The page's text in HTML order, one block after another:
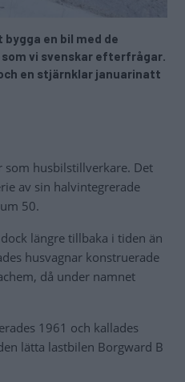
en bil med de
vi svenskar efterfrågar.
en stjärnklar januarinatt
husbilstillverkare. Det
av sin halvintegrerade
50.
längre tillbaka i tiden än
husvagnar konstruerade
då under namnet
1961 och kallades
lätta lastbilen Borgward B